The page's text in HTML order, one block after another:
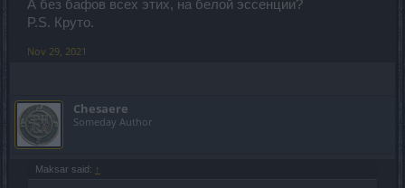
А без бафов всех этих, на белой эссенции?
P.S. Круто.
Nov 29, 2021
Chesaere
Someday Author
Maksar said: ↑